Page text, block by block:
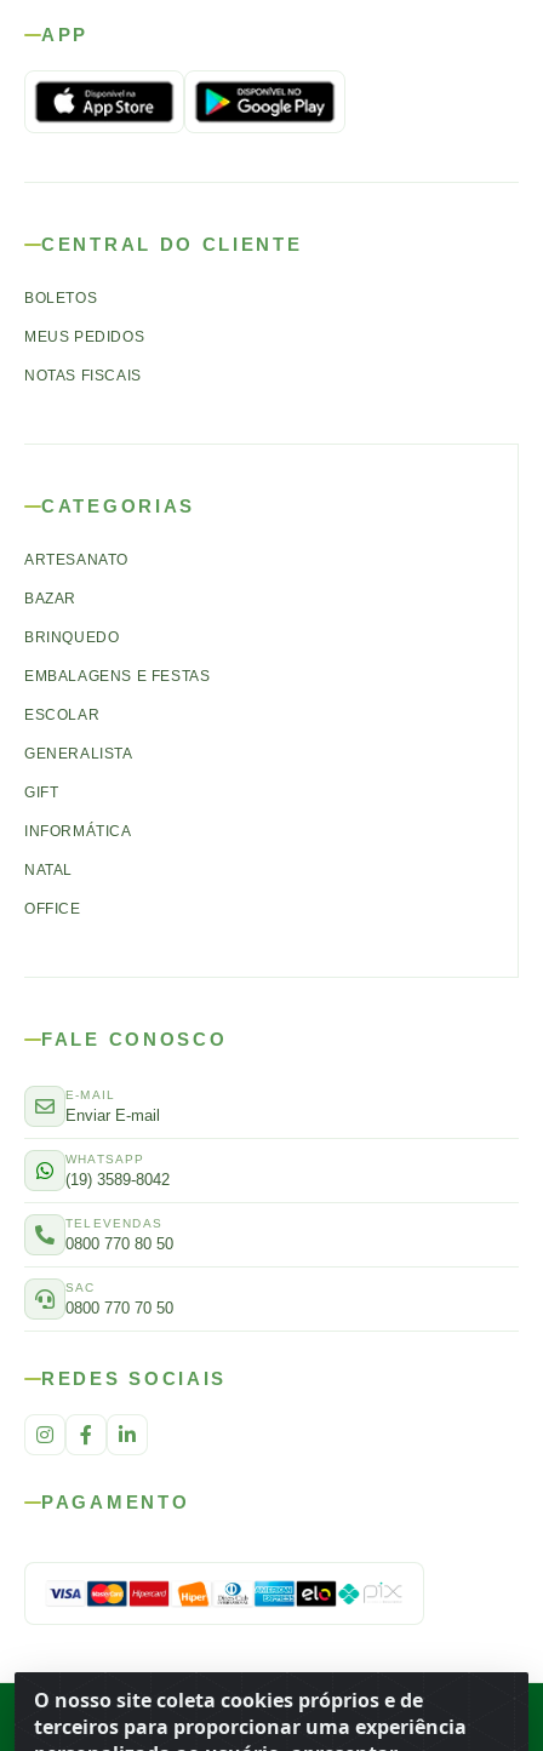
O nosso site coleta cookies próprios e de
terceiros para proporcionar uma experiência
APP
CENTRAL DO CLIENTE
BOLETOS
MEUS PEDIDOS
NOTAS FISCAIS
CATEGORIAS
ARTESANATO
BAZAR
BRINQUEDO
EMBALAGENS E FESTAS
ESCOLAR
GENERALISTA
GIFT
INFORMÁTICA
NATAL
OFFICE
FALE CONOSCO
E-MAIL
Enviar E-mail
WHATSAPP
(19) 3589-8042
TELEVENDAS
0800 770 80 50
SAC
0800 770 70 50
REDES SOCIAIS
PAGAMENTO
Rod. SP-215, s/n, km 98 — Área Rural Porto Ferreira ·BR
· CEP
· CNPJ 56.679.863/0001-91